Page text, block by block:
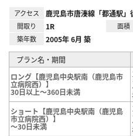
アクセス 鹿児島市唐湊線「都通駅」
間取り 1R 面積
築年数 2005年 6月 築
プラン名・期間
ロング【鹿児島中央駅南（鹿児島市
立病院西）】
30日以上～360日未満
ショート【鹿児島中央駅南（鹿児島
市立病院西）】
～30日未満